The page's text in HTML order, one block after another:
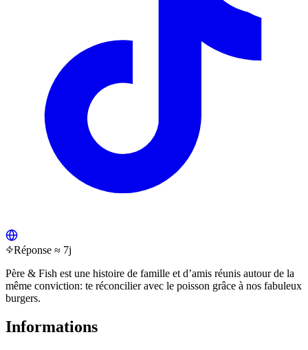
Réponse ≈ 7j
Père & Fish est une histoire de famille et d’amis réunis autour de la
même conviction: te réconcilier avec le poisson grâce à nos fabuleux
burgers.
Informations